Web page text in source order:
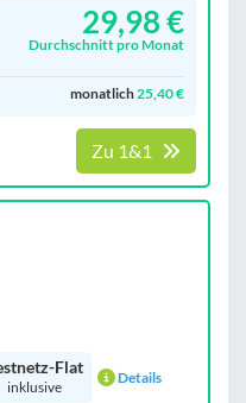
29,98 €
Durchschnitt pro Monat
monatlich 25,40 €
Zu 1&1
Flat
inklusive
Details